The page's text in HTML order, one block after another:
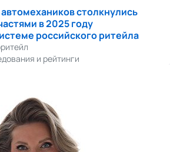
столкнулись
в 2025 году
российского ритейла
и рейтинги